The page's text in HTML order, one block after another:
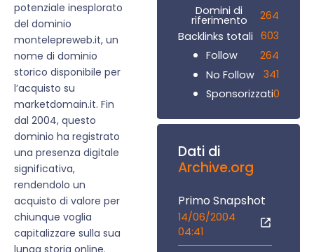
potenziale inesplorato
del dominio
montelepreweb.it, un
nome di dominio
storico disponibile per
l’acquisto su
marketdomain.it. Fin
dal 2004, questo
dominio ha registrato
una presenza digitale
significativa,
rendendolo un
acquisto di valore per
chiunque voglia
capitalizzare sulla sua
Domini di
riferimento
264
Backlinks totali 603
Follow
264
No Follow
341
Sponsorizzati0
Dati di
Archive.org
Primo Snapshot
14/06/2004
04:41